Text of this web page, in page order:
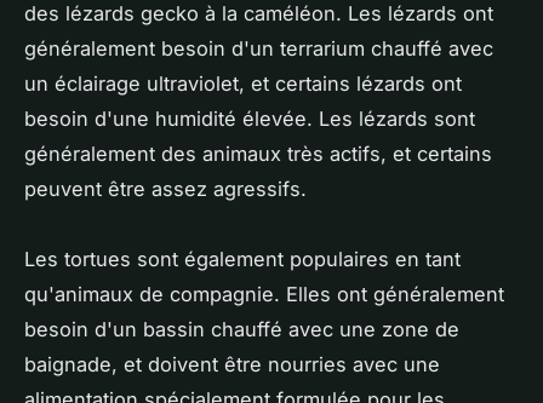
des lézards gecko à la caméléon. Les lézards ont
généralement besoin d'un terrarium chauffé avec
un éclairage ultraviolet, et certains lézards ont
besoin d'une humidité élevée. Les lézards sont
généralement des animaux très actifs, et certains
peuvent être assez agressifs.
Les tortues sont également populaires en tant
qu'animaux de compagnie. Elles ont généralement
besoin d'un bassin chauffé avec une zone de
baignade, et doivent être nourries avec une